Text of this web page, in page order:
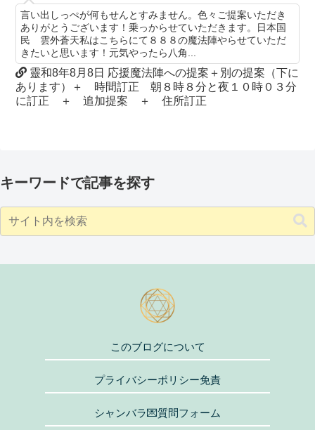
言い出しっぺが何もせんとすみません。色々ご提案いただき
ありがとうございます！乗っからせていただきます。日本国
民 雲外蒼天私はこちらにて８８８の魔法陣やらせていただ
きたいと思います！元気やったら八角...
靈和8年8月8日 応援魔法陣への提案＋別の提案（下に
あります）＋ 時間訂正 朝８時８分と夜１０時０３分
に訂正 ＋ 追加提案 ＋ 住所訂正
キーワードで記事を探す
このブログについて
プライバシーポリシー免責
シャンバラ💌質問フォーム